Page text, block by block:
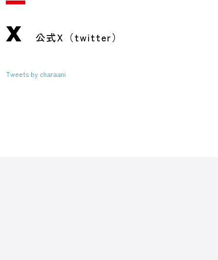
X 公式X（twitter）
Tweets by charaani